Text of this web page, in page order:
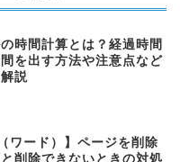
時間計算とは？経過時間
を出す方法や注意点など
説
ワード）】ページを削除
削除できないときの対処